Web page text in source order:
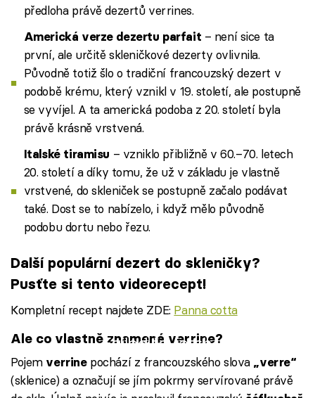
předloha právě dezertů verrines.
Americká verze dezertu parfait – není sice ta
první, ale určitě skleničkové dezerty ovlivnila.
Původně totiž šlo o tradiční francouzský dezert v
podobě krému, který vznikl v 19. století, ale postupně
se vyvíjel. A ta americká podoba z 20. století byla
právě krásně vrstvená.
Italské tiramisu – vzniklo přibližně v 60.–70. letech
20. století a díky tomu, že už v základu je vlastně
vrstvené, do skleniček se postupně začalo podávat
také. Dost se to nabízelo, i když mělo původně
podobu dortu nebo řezu.
Další populární dezert do skleničky?
Pusťte si tento videorecept!
Kompletní recept najdete ZDE: Panna cotta
Failed to fetch
Ale co vlastně znamená verrine?
Pojem verrinepochází z francouzského slova „verre“
(sklenice) a označují se jím pokrmy servírované právě